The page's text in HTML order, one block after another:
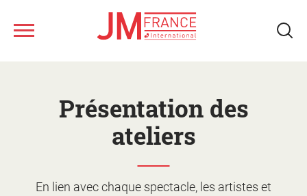
contenu
Qui sommes-nous ?
Ateliers musicaux
Tous les spectacles
Nos ressources
Présentation des
ateliers
En lien avec chaque spectacle, les artistes et